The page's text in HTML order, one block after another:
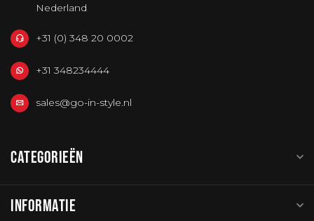
Nederland
+31 (0) 348 20 0002
+31 348234444
sales@go-in-style.nl
CATEGORIEËN
INFORMATIE